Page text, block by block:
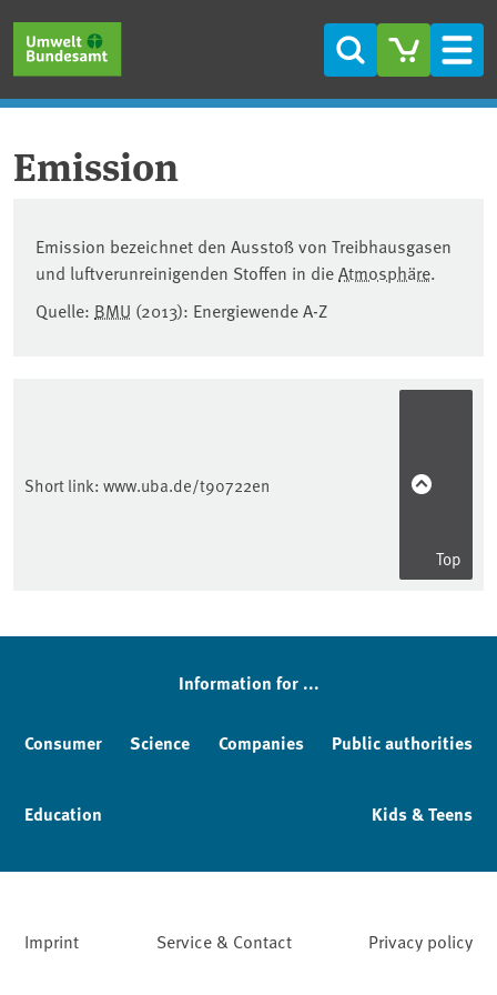
Search
Emission
Emission bezeichnet den Ausstoß von Treibhausgasen
und luftverunreinigenden Stoffen in dieAtmosphäre.
Quelle: BMU (2013): Energiewende A-Z
Short link: www.uba.de/t90722en
Top
Sidebar
Information for ...
Consumer Science Companies Public authorities
Education Kids & Teens
Imprint Service & Contact Privacy policy